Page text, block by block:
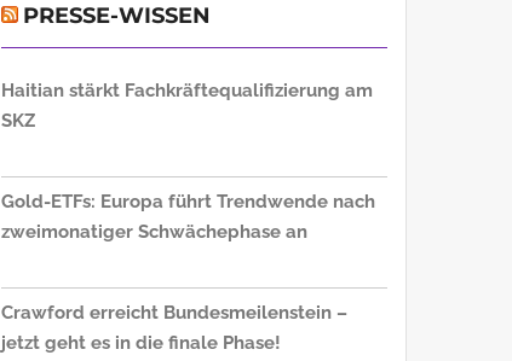
PRESSE-WISSEN
Haitian stärkt Fachkräftequalifizierung am
SKZ
Gold-ETFs: Europa führt Trendwende nach
zweimonatiger Schwächephase an
Crawford erreicht Bundesmeilenstein –
jetzt geht es in die finale Phase!